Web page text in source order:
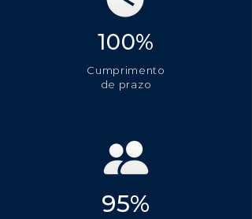
100%
Cumprimento
de prazo
95%